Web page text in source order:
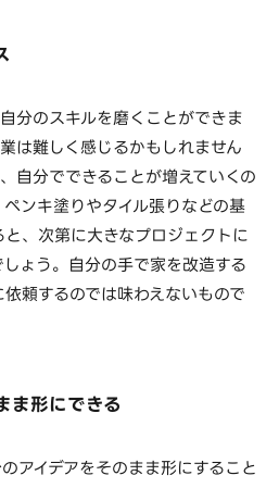
分のスキルを磨くことができま
は難しく感じるかもしれません
自分でできることが増えていくの
ンキ塗りやタイル張りなどの基
、次第に大きなプロジェクトに
ょう。自分の手で家を改造する
頼するのでは味わえないもので
ま形にできる
アイデアをそのまま形にすること